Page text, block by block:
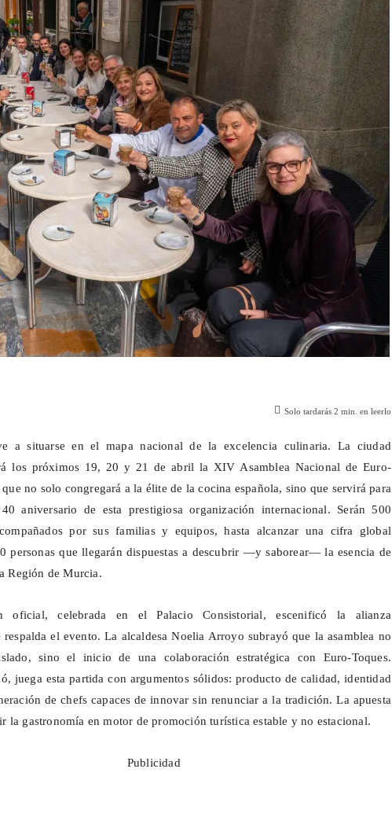
Solo tardarás2 min. en leerlo
a situarse en el mapa nacional de la excelencia culinaria. La ciudad
los próximos 19, 20 y 21 de abril la XIV Asamblea Nacional de Euro-
no solo congregará a la élite de la cocina española, sino que servirá para
aniversario de esta prestigiosa organización internacional. Serán 500
por sus familias y equipos, hasta alcanzar una cifra global
personas que llegarán dispuestas a descubrir —y saborear— la esencia de
Región de Murcia.
oficial, celebrada en el Palacio Consistorial, escenificó la alianza
el evento. La alcaldesa Noelia Arroyo subrayó que la asamblea no
sino el inicio de una colaboración estratégica con Euro-Toques.
juega esta partida con argumentos sólidos: producto de calidad, identidad
de chefs capaces de innovar sin renunciar a la tradición. La apuesta
la gastronomía en motor de promoción turística estable y no estacional.
Publicidad